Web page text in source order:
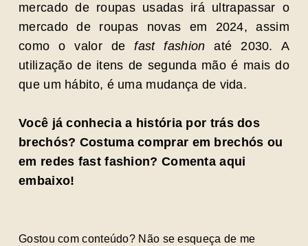
mercado de roupas usadas irá ultrapassar o
mercado de roupas novas em 2024, assim
como o valor defast fashionaté 2030. A
utilização de itens de segunda mão é mais do
que um hábito, é uma mudança de vida.
Você já conhecia a história por trás dos
brechós? Costuma comprar em brechós ou
em redes fast fashion? Comenta aqui
embaixo!
Gostou com conteúdo? Não se esqueça de me